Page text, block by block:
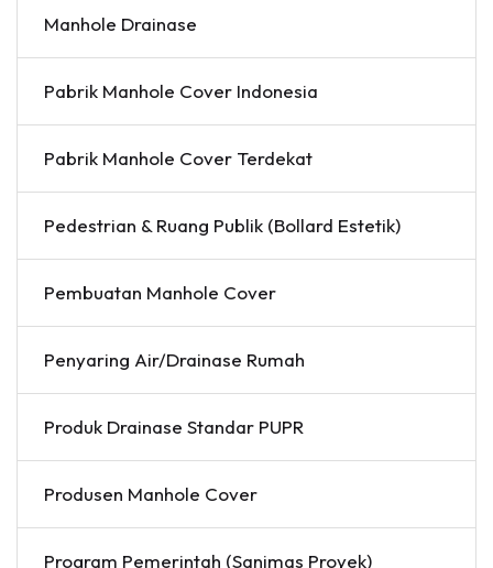
Manhole Drainase
Pabrik Manhole Cover Indonesia
Pabrik Manhole Cover Terdekat
Pedestrian & Ruang Publik (Bollard Estetik)
Pembuatan Manhole Cover
Penyaring Air/Drainase Rumah
Produk Drainase Standar PUPR
Produsen Manhole Cover
Program Pemerintah (Sanimas Proyek)